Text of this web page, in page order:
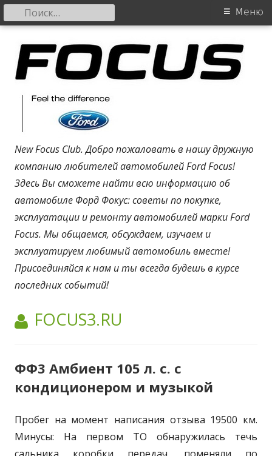
содержанию
Новости Ford
Основное
меню
Меню
Найти:
New Focus Club. Добро пожаловать в нашу дружную
компанию любителей автомобилей Ford Focus!
Здесь Вы сможете найти всю информацию об
автомобиле Форд Фокус: советы по покупке,
эксплуатации и ремонту автомобилей марки Ford
Focus. Мы общаемся, обсуждаем, изучаем и
эксплуатируем любимый автомобиль вместе!
Присоединяйся к нам и ты всегда будешь в курсе
последних событий!
АВТОР:
FOCUS3.RU
ФФ3 Амбиент 105 л. с. с
кондиционером и музыкой
Пробег на момент написания отзыва 19500 км.
Минусы: На первом ТО обнаружилась течь